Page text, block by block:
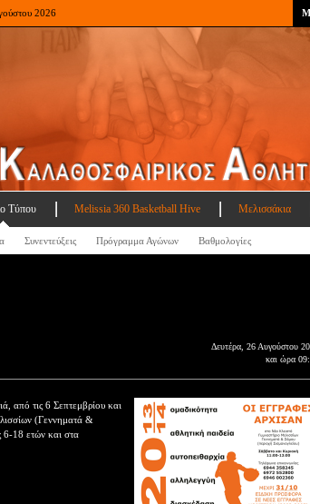
2026
Τύπου Melissia 360 Basketball Hive Μελισσάκια
Συνεντεύξεις Πρόγραμμα Αγώνων Βαθμολογίες
Δευτέρα, 26 Αυγούστου
και ώρα
από τις 6 Σεπτεμβρίου και
(Γεννηματά &
6-18 ετών και στα